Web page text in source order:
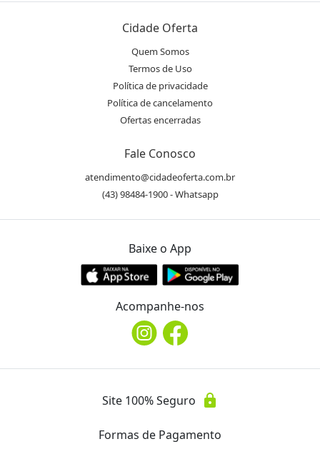
Cidade Oferta
Quem Somos
Termos de Uso
Política de privacidade
Política de cancelamento
Ofertas encerradas
Fale Conosco
atendimento@cidadeoferta.com.br
(43) 98484-1900 - Whatsapp
Baixe o App
Acompanhe-nos
Site 100% Seguro lock
Formas de Pagamento